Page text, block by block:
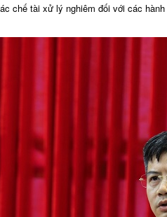
chế tài xử lý nghiêm đối với các